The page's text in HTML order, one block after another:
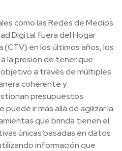
como las Redes de Medios
Digital fuera del Hogar
(CTV) en los últimos años, los
la presión de tener que
a través de múltiples
coherente y
presupuestos
puede ir más allá de agilizar la
que brinda tienen el
únicas basadas en datos
información que